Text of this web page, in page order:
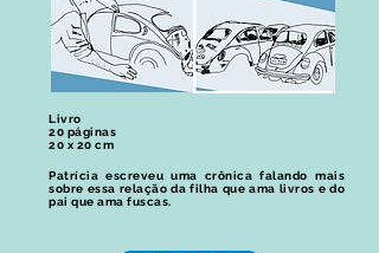
Livro
20 páginas
20 x 20 cm
Patrícia escreveu uma crônica falando mais
sobre essa relação da filha que ama livros e do
pai que ama fuscas.